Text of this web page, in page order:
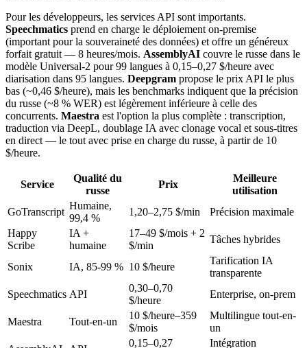
Pour les développeurs, les services API sont importants.
Speechmatics prend en charge le déploiement on-premise
(important pour la souveraineté des données) et offre un généreux
forfait gratuit — 8 heures/mois. AssemblyAI couvre le russe dans le
modèle Universal-2 pour 99 langues à 0,15–0,27 $/heure avec
diarisation dans 95 langues. Deepgram propose le prix API le plus
bas (~0,46 $/heure), mais les benchmarks indiquent que la précision
du russe (~8 % WER) est légèrement inférieure à celle des
concurrents. Maestra est l'option la plus complète : transcription,
traduction via DeepL, doublage IA avec clonage vocal et sous-titres
en direct — le tout avec prise en charge du russe, à partir de 10
$/heure.
Service
Qualité du
russe
Prix
Meilleure
utilisation
GoTranscript
Humaine,
99,4 %
1,20–2,75 $/min
Précision maximale
Happy
Scribe
IA +
humaine
17–49 $/mois + 2
$/min
Tâches hybrides
Sonix IA, 85-99 % 10 $/heure
Tarification IA
transparente
Speechmatics API
0,30–0,70
$/heure
Enterprise, on-prem
Maestra Tout-en-un
10 $/heure–359
$/mois
Multilingue tout-en-
un
0,15–0,27 Intégration